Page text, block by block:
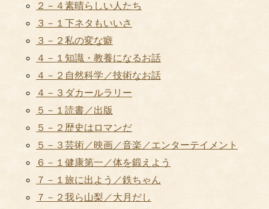
２－４素晴らしい人たち
３－１下ネタもいいさ
３－２私の変な癖
４－１知識・教養になるお話
４－２自然科学／技術なお話
４－３ダカールラリー
５－１読書／出版
５－２歴史はロマンだ
５－３芸術／映画／音楽／エンターテイメント
６－１健康第一／体を鍛えよう
７－１旅に出よう／鉄ちゃん
７－２我ら山梨／大月だし